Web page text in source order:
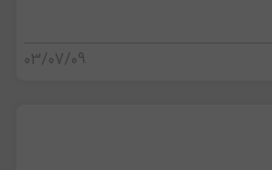
03/07/09